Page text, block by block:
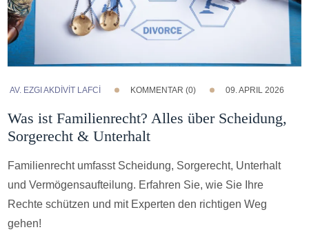
AV. EZGI AKDİVİT LAFCİ KOMMENTAR (0) 09. APRIL 2026
Was ist Familienrecht? Alles über Scheidung,
Sorgerecht & Unterhalt
Familienrecht umfasst Scheidung, Sorgerecht, Unterhalt
und Vermögensaufteilung. Erfahren Sie, wie Sie Ihre
Rechte schützen und mit Experten den richtigen Weg
gehen!